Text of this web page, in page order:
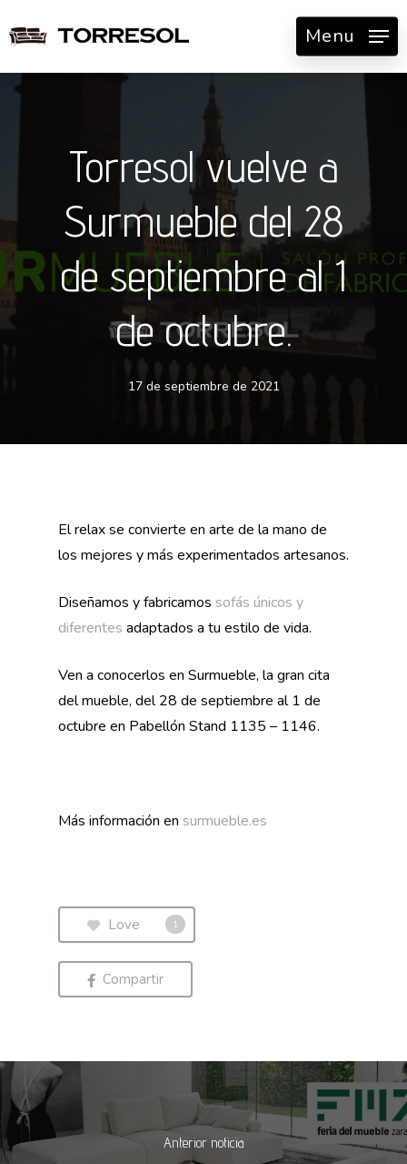
to
content
Menu
Torresol vuelve a
Surmueble del 28
de septiembre al 1
de octubre.
17 de septiembre de 2021
El relax se convierte en arte de la mano de
los mejores y más experimentados artesanos.
Diseñamos y fabricamos sofás únicos y
diferentes adaptados a tu estilo de vida.
Ven a conocerlos en Surmueble, la gran cita
del mueble, del 28 de septiembre al 1 de
octubre en Pabellón Stand 1135 – 1146.
Más información en surmueble.es
Love 1
Compartir
Anterior noticia